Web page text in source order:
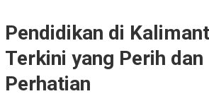
Pendidikan di
Terkini yang Perih dan
Perhatian